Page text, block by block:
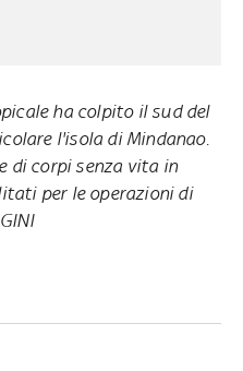
ha colpito il sud del
l'isola di Mindanao.
di corpi senza vita in
per le operazioni di